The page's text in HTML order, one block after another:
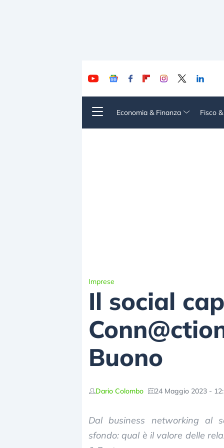
Economia & Finanza Fisco
Imprese
Il social
Buono
Dario Colombo 24 Maggio 2023 -
Dal business networking al
sfondo: qual è il valore delle